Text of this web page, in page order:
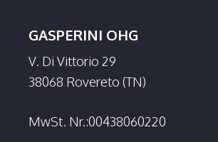
GASPERINI OHG
V. Di Vittorio 29
38068 Rovereto (TN)
MwSt. Nr.:00438060220